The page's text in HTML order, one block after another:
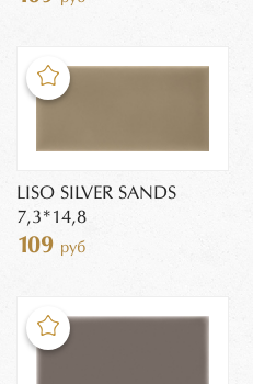
LISO SILVER SANDS
7,3*14,8
109 руб